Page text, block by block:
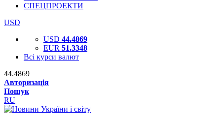
СПЕЦПРОЕКТИ
USD
USD 44.4869
EUR 51.3348
Всі курси валют
44.4869
Авторизація
Пошук
RU